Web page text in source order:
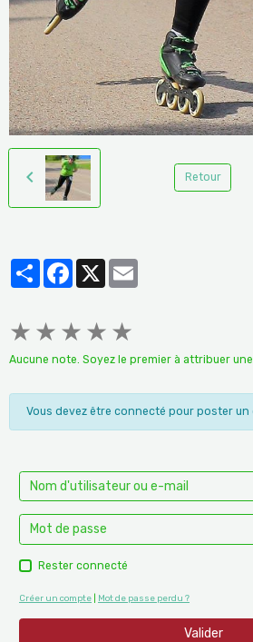
Retour
PartagerFacebook
X
★ ★ ★ ★ ★
Aucune note. Soyez le premier à attribuer
Vous devez être connecté pour poster un
Rester connecté
Créer un compte Mot de passe perdu ?
Valider